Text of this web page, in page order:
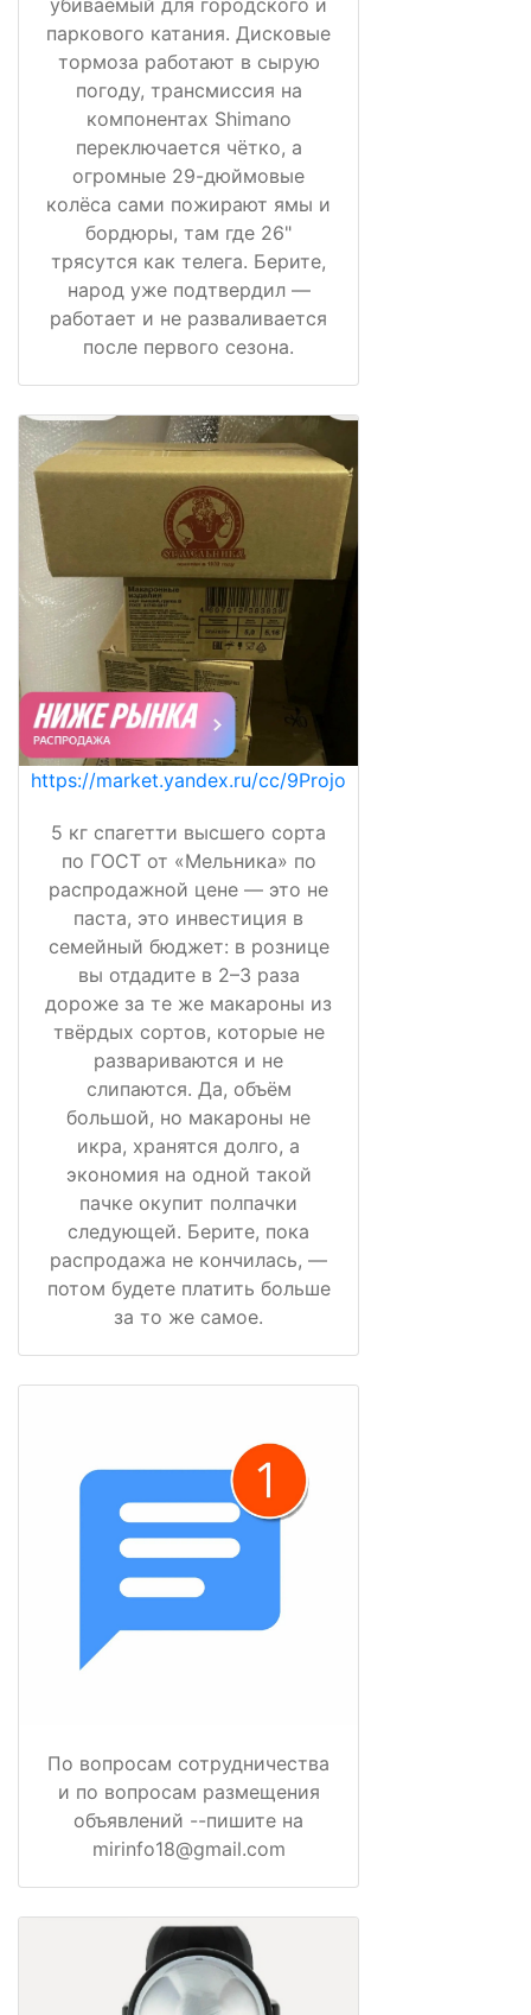
убиваемый для городского и
паркового катания. Дисковые
тормоза работают в сырую
погоду, трансмиссия на
компонентах Shimano
переключается чётко, а
огромные 29-дюймовые
колёса сами пожирают ямы и
бордюры, там где 26"
трясутся как телега. Берите,
народ уже подтвердил —
работает и не разваливается
после первого сезона.
https://market.yandex.ru/cc/9Projo
5 кг спагетти высшего сорта
по ГОСТ от «Мельника» по
распродажной цене — это не
паста, это инвестиция в
семейный бюджет: в рознице
вы отдадите в 2–3 раза
дороже за те же макароны из
твёрдых сортов, которые не
развариваются и не
слипаются. Да, объём
большой, но макароны не
икра, хранятся долго, а
экономия на одной такой
пачке окупит полпачки
следующей. Берите, пока
распродажа не кончилась, —
потом будете платить больше
за то же самое.
По вопросам сотрудничества
и по вопросам размещения
объявлений --пишите на
mirinfo18@gmail.com